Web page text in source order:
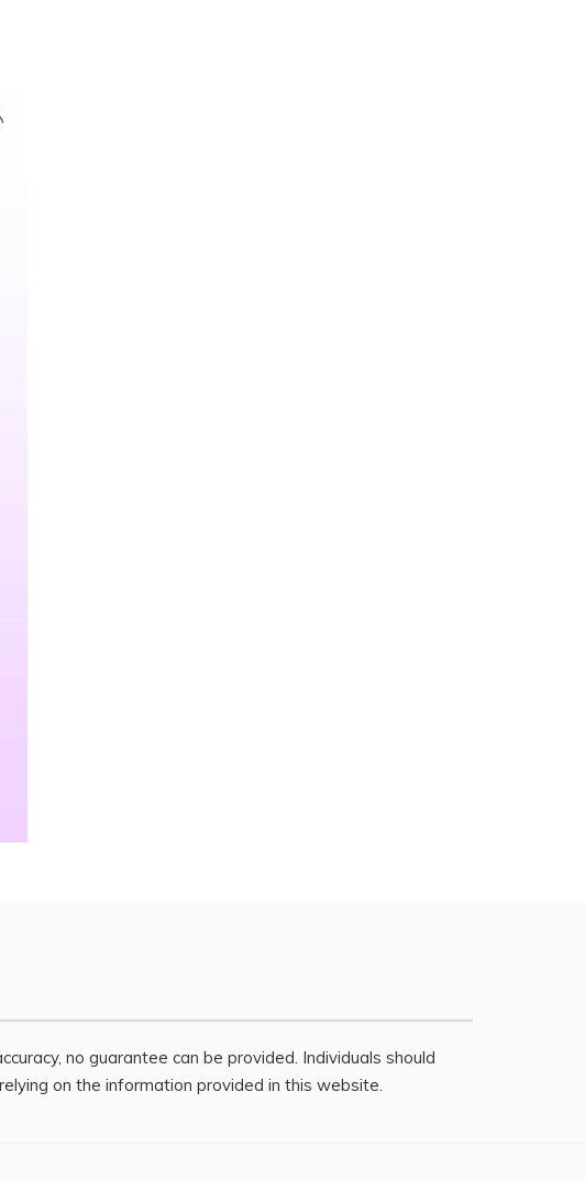
no guarantee can be provided. Individuals should
on the information provided in this website.